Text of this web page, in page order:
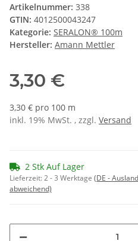
Artikelnummer: 338
GTIN: 4012500043247
Kategorie: SERALON® 100m
Hersteller: Amann Mettler
3,30 €
3,30 € pro 100 m
inkl. 19% MwSt. , zzgl. Versand
2 Stk Auf Lager
Lieferzeit:2 - 3 Werktage (DE - Ausland
abweichend)